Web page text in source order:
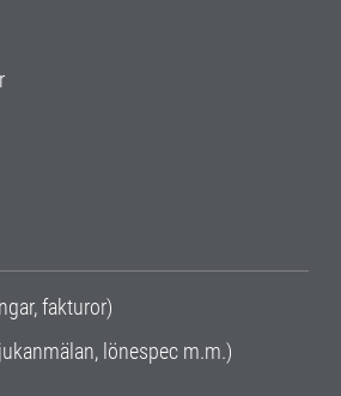
fakturor)
lönespec m.m.)